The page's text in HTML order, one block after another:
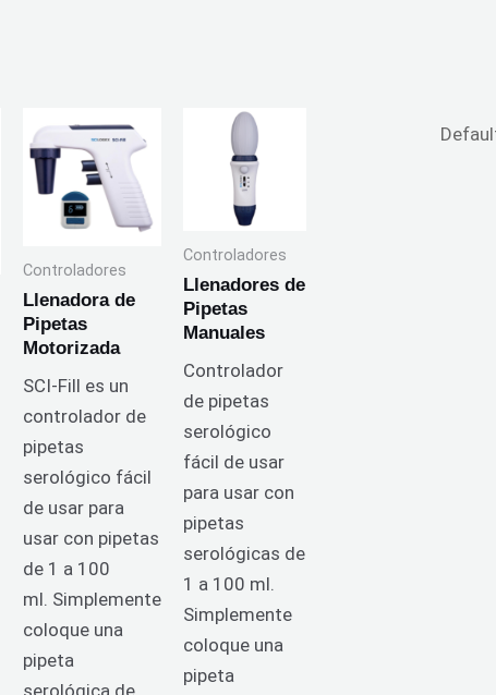
Controladores
Llenadora de
Pipetas
Motorizada
SCI-Fill es un
controlador de
pipetas
serológico fácil
de usar para
usar con pipetas
de 1 a 100
ml. Simplemente
coloque una
pipeta
serológica de
Controladores
Llenadores de
Pipetas
Manuales
Controlador
de pipetas
serológico
fácil de usar
para usar con
pipetas
serológicas de
1 a 100 ml.
Simplemente
coloque una
pipeta